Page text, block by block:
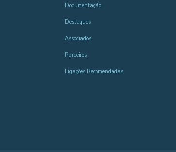
Documentação
Destaques
Associados
Parceiros
Ligações Recomendadas